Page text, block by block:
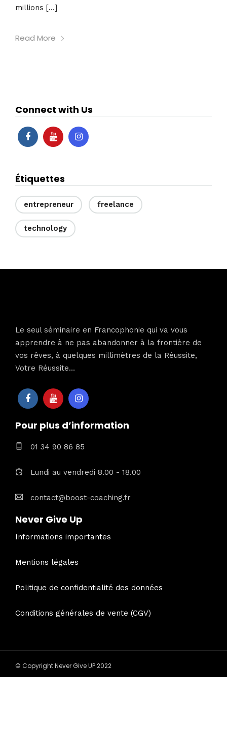
millions […]
Read More
Connect with Us
Étiquettes
entrepreneur freelance
technology
Le seul séminaire en Francophonie qui va vous
apprendre à ne pas abandonner à la frontière de
vos rêves, à quelques millimètres de la Réussite,
Votre Réussite…
Pour plus d’information
01 34 90 86 85
Lundi au vendredi 8.00 - 18.00
contact@boost-coaching.fr
Never Give Up
Informations importantes
Mentions légales
Politique de confidentialité des données
Conditions générales de vente (CGV)
© Copyright Never Give UP 2022